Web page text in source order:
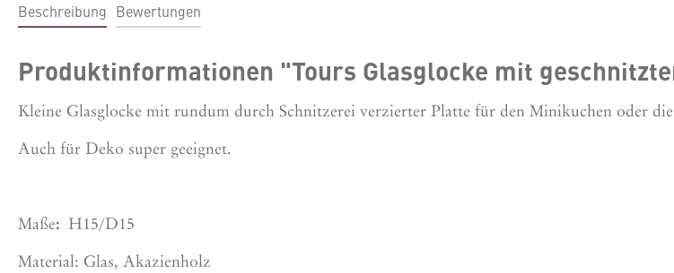
Beschreibung Bewertungen
Produktinformationen "Tours Glasglocke mit
Kleine Glasglocke mit rundum durch Schnitzerei verzierter Platte für den Minikuchen oder
Auch für Deko super geeignet.
Maße: H15/D15
Material: Glas, Akazienholz